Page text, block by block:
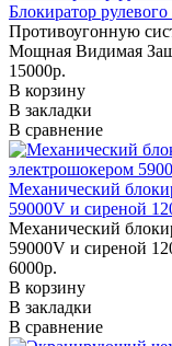
Блокиратор
Противоугонную
Мощная Видимая
15000р.
В корзину
В закладки
В сравнение
Механический
59000V и сиреной
Механический
59000V и сиреной
6000р.
В корзину
В закладки
В сравнение